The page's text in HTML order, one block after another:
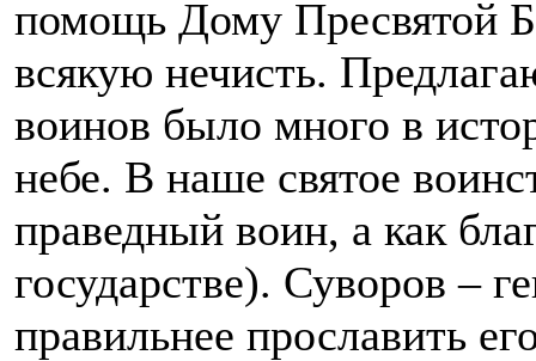
помощь Дому Пресвятой
всякую нечисть.
воинов было много в
небе. В наше святое
праведный воин, а как
государстве). Суворов –
правильнее прославить